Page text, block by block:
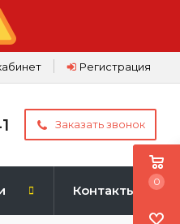
Регистрация
Заказать звонок
Контакты
0